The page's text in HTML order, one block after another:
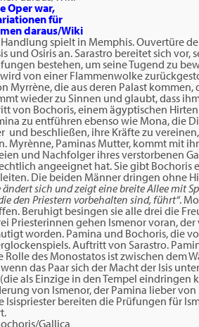
Oper war,
für
daraus/Wiki
spielt in Memphis. Ouvertüre
und Osiris an. Sarastro bereitet sich
bestehen, um seine Tugend zu
von einer Flammenwolke
Myrrène, die aus deren Palast
wieder zu Sinnen und glaubt, dass
von Bochoris, einem ägyptischen
zu entführen ebenso wie Mona, die
und beschließen, ihre Kräfte zu
Myrènne, Paminas Mutter, kommt mit
und Nachfolger ihres verstorbenen
angeeignet hat. Sie gibt
Die beiden Männer dringen ohne
ändert sich und zeigt eine breite Allee mit
den Priestern vorbehalten sind, führt“.
Beruhigt besingen sie alle drei die
Priesterinnen gehen Ismenor voran,
worden. Pamina und Bochoris, die
Auftritt von Sarastro.
Rolle des Monostatos ist zwischen dem
das Paar sich der Macht der Isis
als Einzige in den Tempel
von Ismenor, der Pamina lieber
Isispriester bereiten die Prüfungen für